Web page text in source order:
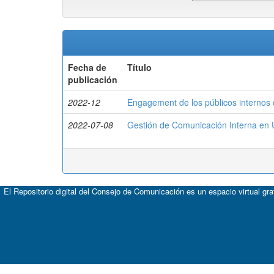
Fecha de
publicación
Título
2022-12 Engagement de los públicos
2022-07-08
Gestión de Comunicación Interna
El Repositorio digital del Consejo de Comunicación es un espacio virtual